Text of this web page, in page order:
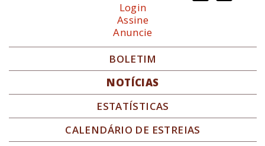
Login
Assine
Anuncie
BOLETIM
NOTÍCIAS
ESTATÍSTICAS
CALENDÁRIO DE ESTREIAS